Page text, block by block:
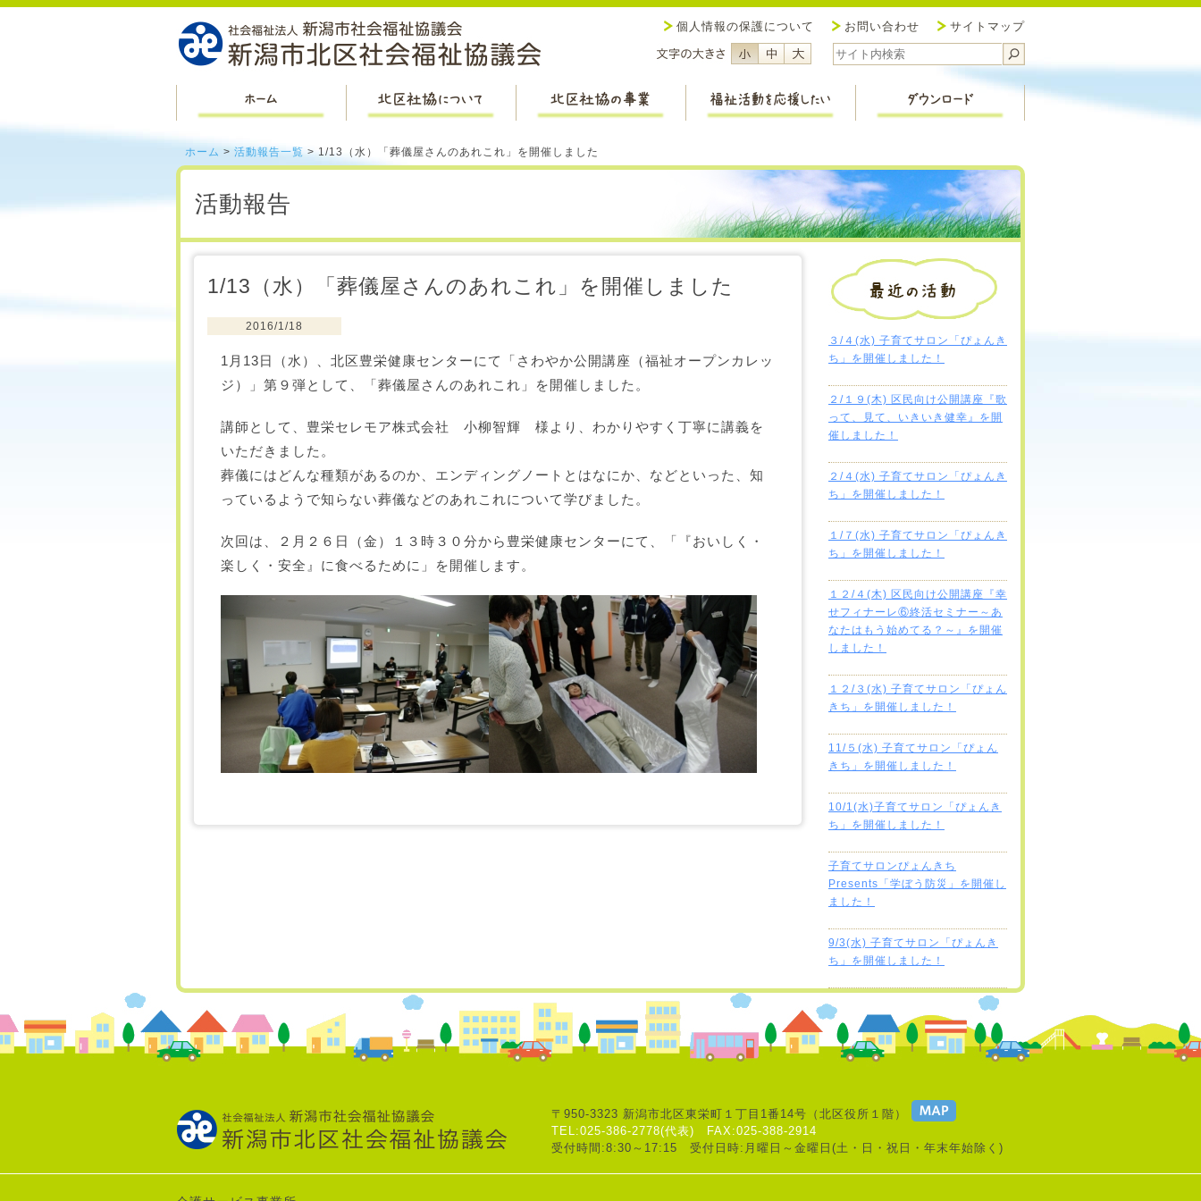
社会福祉法人 新潟市社会福祉協議会 新潟市北区社会福祉協議会
サイトマップ
お問い合わせ
個人情報の保護について
フォントサイズ小
フォントサイズ中
フォントサイズ大
北区社協について 北区社協の事業 福祉活動を応援したい
ホーム > 活動報告一覧 > 1/13（水）「葬儀屋さんのあれこれ」を開催しました
活動報告
1/13（水）「葬儀屋さんのあれこれ」を開催しました
2016/1/18
1月13日（水）、北区豊栄健康センターにて「さわやか公開講座（福祉オープンカレッ
ジ）」第９弾として、「葬儀屋さんのあれこれ」を開催しました。
講師として、豊栄セレモア株式会社 小柳智輝 様より、わかりやすく丁寧に講義を
いただきました。
葬儀にはどんな種類があるのか、エンディングノートとはなにか、などといった、知
っているようで知らない葬儀などのあれこれについて学びました。
次回は、２月２６日（金）１３時３０分から豊栄健康センターにて、「『おいしく・
楽しく・安全』に食べるために」を開催します。
３/４(水) 子育てサロン「ぴょんき
ち」を開催しました！
２/１９(木) 区民向け公開講座『歌
って、見て、いきいき健幸』を開
催しました！
２/４(水) 子育てサロン「ぴょんき
ち」を開催しました！
１/７(水) 子育てサロン「ぴょんき
ち」を開催しました！
１２/４(木) 区民向け公開講座『幸
せフィナーレ⑥終活セミナー～あ
なたはもう始めてる？～』を開催
しました！
１２/３(水) 子育てサロン「ぴょん
きち」を開催しました！
11/５(水) 子育てサロン「ぴょん
きち」を開催しました！
10/1(水)子育てサロン「ぴょんき
ち」を開催しました！
子育てサロンぴょんきち
Presents「学ぼう防災」を開催し
ました！
9/3(水) 子育てサロン「ぴょんき
ち」を開催しました！
〒950-3323 新潟市北区東栄町１丁目1番14号 （北区役所１階）
TEL:025-386-2778(代表)
FAX:025-388-2914
受付時間:8:30～17:15 受付日時:月曜日～金曜日(土・日・祝日・年末年始除く)